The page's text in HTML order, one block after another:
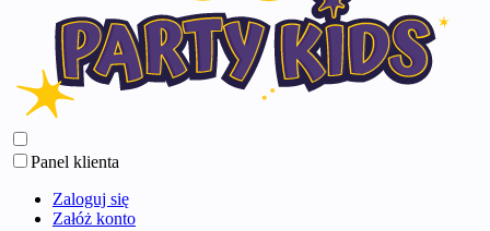
Panel klienta
Zaloguj się
Załóż konto